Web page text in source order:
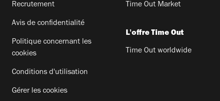
Recrutement
Avis de confidentialité
Politique concernant les
cookies
Conditions d'utilisation
Gérer les cookies
Time Out Market
L'offre Time Out
Time Out worldwide